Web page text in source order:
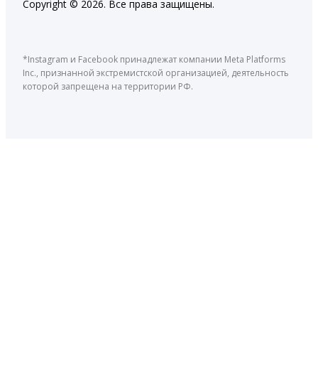
Copyright © 2026. Все права защищены.
*Instagram и Facebook принадлежат компании Meta Platforms
Inc., признанной экстремистской организацией, деятельность
которой запрещена на территории РФ.